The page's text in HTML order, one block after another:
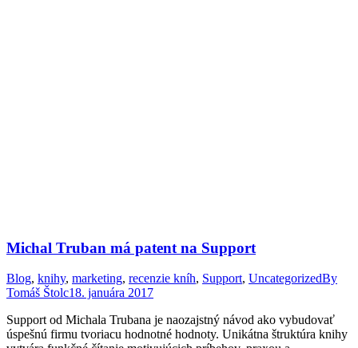
Michal Truban má patent na Support
Blog, knihy, marketing, recenzie kníh, Support, UncategorizedBy
Tomáš Štolc18. januára 2017
Support od Michala Trubana je naozajstný návod ako vybudovať
úspešnú firmu tvoriacu hodnotné hodnoty. Unikátna štruktúra knihy